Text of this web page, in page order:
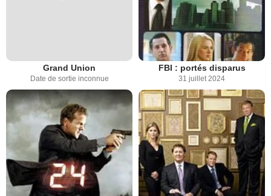
Grand Union
Date de sortie inconnue
FBI : portés disparus
31 juillet 2024